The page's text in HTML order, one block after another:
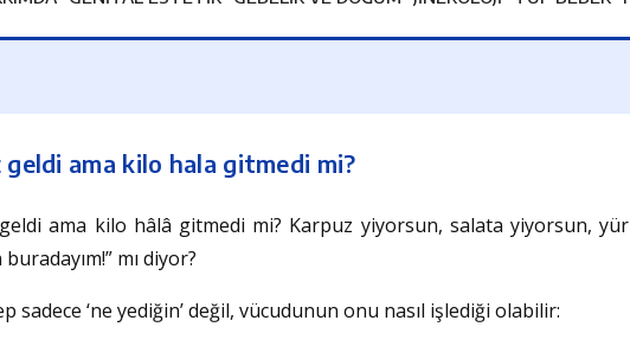
geldi ama kilo hala gitmedi mi?
ama kilo hâlâ gitmedi mi? Karpuz yiyorsun, salata yiyorsun,
buradayım!” mı diyor?
sadece ‘ne yediğin’ değil, vücudunun onu nasıl işlediği olabilir: